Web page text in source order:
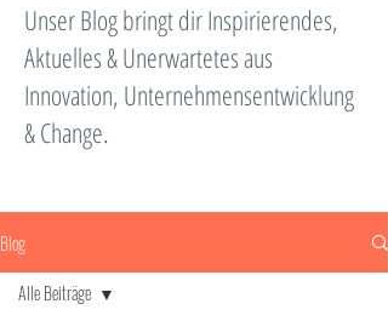
Unser Blog bringt dir Inspirierendes,
Aktuelles & Unerwartetes aus
Innovation, Unternehmensentwicklung
& Change.
Blog
Alle Beiträge